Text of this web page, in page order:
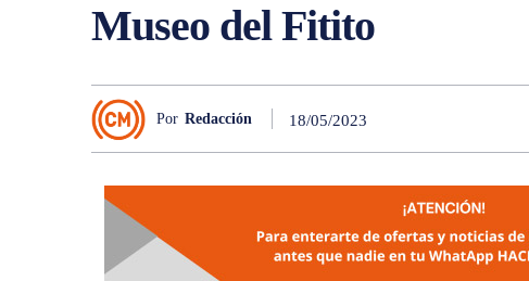
Museo del Fitito
Por Redacción 18/05/2023